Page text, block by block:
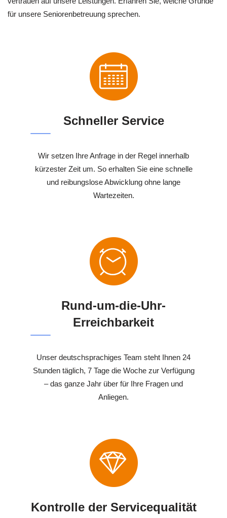
für unsere Seniorenbetreuung sprechen.
Schneller Service
Wir setzen Ihre Anfrage in der Regel innerhalb
kürzester Zeit um. So erhalten Sie eine schnelle
und reibungslose Abwicklung ohne lange
Wartezeiten.
Rund-um-die-Uhr-
Erreichbarkeit
Unser deutschsprachiges Team steht Ihnen 24
Stunden täglich, 7 Tage die Woche zur Verfügung
– das ganze Jahr über für Ihre Fragen und
Anliegen.
Kontrolle der Servicequalität